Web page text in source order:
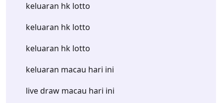
keluaran hk lotto
keluaran hk lotto
keluaran hk lotto
keluaran macau hari ini
live draw macau hari ini